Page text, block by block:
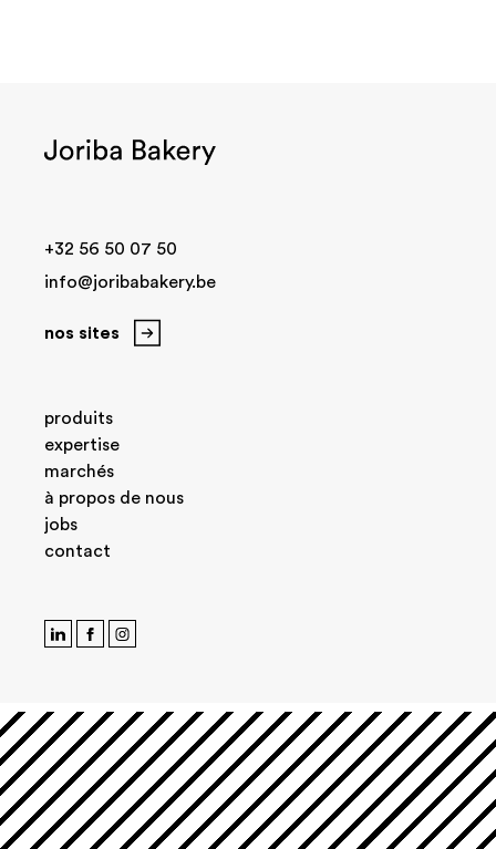
+32 56 50 07 50
info@joribabakery.be
nos sites
produits
expertise
marchés
à propos de nous
jobs
contact